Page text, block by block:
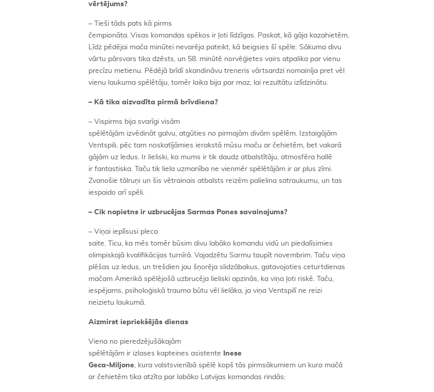
vērtējums?
– Tieši tāds pats kā pirms
čempionāta. Visas komandas spēkos ir ļoti līdzīgas. Paskat, kā gāja kazahietēm.
Līdz pēdējai mača minūtei nevarēja pateikt, kā beigsies šī spēle. Sākuma divu
vārtu pārsvars tika dzēsts, un 58. minūtē norvēģietes vairs atpalika par vienu
precīzu metienu. Pēdējā brīdī skandināvu treneris vārtsardzi nomainīja pret vēl
vienu laukuma spēlētāju, tomēr laika bija par maz, lai rezultātu izlīdzinātu.
– Kā tika aizvadīta pirmā brīvdiena?
– Vispirms bija svarīgi visām
spēlētājām izvēdināt galvu, atgūties no pirmajām divām spēlēm. Izstaigājām
Ventspili, pēc tam noskatījāmies ierakstā mūsu maču ar čehietēm, bet vakarā
gājām uz ledus. Ir lieliski, ka mums ir tik daudz atbalstītāju, atmosfēra hallē
ir fantastiska. Taču tik liela uzmanība ne vienmēr spēlētājām ir ar plus zīmi.
Zvanošie tālruņi un šis vētrainais atbalsts reizēm palielina satraukumu, un tas
iespaido arī spēli.
– Cik nopietns ir uzbrucējas Sarmas Pones savainojums?
– Viņai ieplīsusi pleca
saite. Ticu, ka mēs tomēr būsim divu labāko komandu vidū un piedalīsimies
olimpiskajā kvalifikācijas turnīrā. Vajadzētu Sarmu taupīt novembrim. Taču viņa
plēšas uz ledus, un trešdien jau šņorēja slidzābakus, gatavojoties ceturtdienas
mačam Amerikā spēlējošā uzbrucēja lieliski apzinās, ka viņa ļoti riskē. Taču,
iespējams, psiholoģiskā trauma būtu vēl lielāka, ja viņa Ventspilī ne reizi
neizietu laukumā.
Aizmirst iepriekšējās dienas
Viena no pieredzējušākajām
spēlētājām ir izlases kapteines asistente
Inese
Geca-Miljone, kura valstsvienībā spēlē kopš tās pirmsākumiem un kura mačā
ar čehietēm tika atzīta par labāko Latvijas komandas rindās: